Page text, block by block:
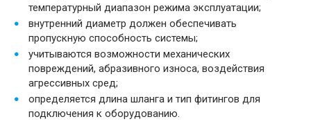
температурный диапазон режима эксплуатации;
внутренний диаметр должен обеспечивать
пропускную способность системы;
учитываются возможности механических
повреждений, абразивного износа, воздействия
агрессивных сред;
определяется длина шланга и тип фитингов для
подключения к оборудованию.